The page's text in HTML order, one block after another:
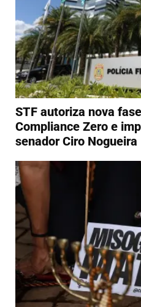
STF autoriza nova
Compliance Zero e
senador Ciro Nogueira